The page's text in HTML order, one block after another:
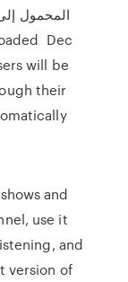
المحمول
will be
their
and
use it
and
version of